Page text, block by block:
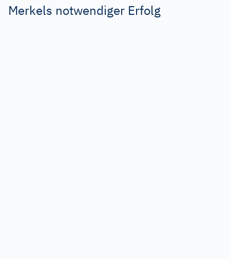
Merkels notwendiger Erfolg